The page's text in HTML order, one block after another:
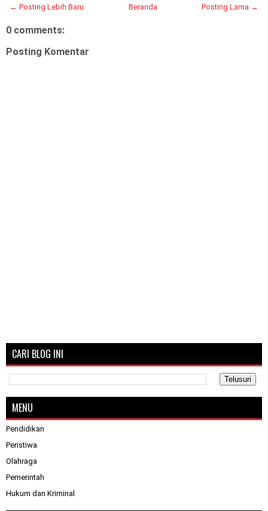
← Posting Lebih Baru Posting Lama →
Beranda
0 comments:
Posting Komentar
CARI BLOG INI
MENU
Pendidikan
Peristiwa
Olahraga
Pemerintah
Hukum dan Kriminal